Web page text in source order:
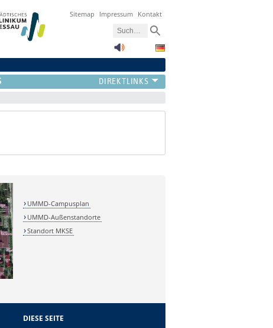
Sitemap Impressum Kontakt
UMMD-Campusplan
UMMD-Außenstandorte
Standort MKSE
DIESE SEITE